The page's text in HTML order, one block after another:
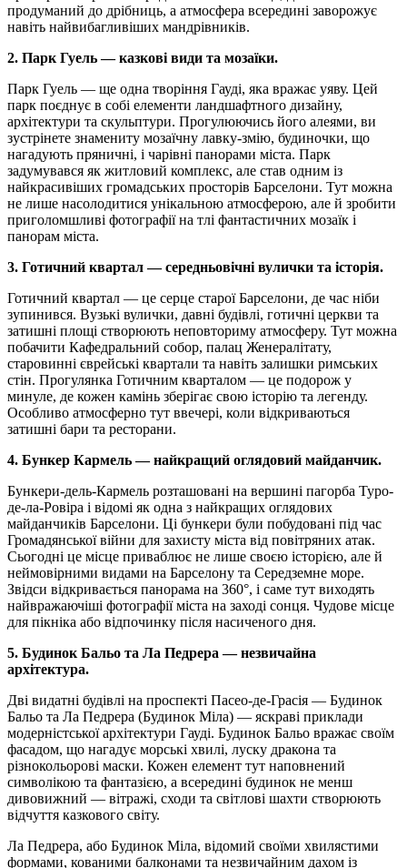
продуманий до дрібниць, а атмосфера всередині заворожує
навіть найвибагливіших мандрівників.
2. Парк Гуель — казкові види та мозаїки.
Парк Гуель — ще одна творіння Гауді, яка вражає уяву. Цей
парк поєднує в собі елементи ландшафтного дизайну,
архітектури та скульптури. Прогулюючись його алеями, ви
зустрінете знамениту мозаїчну лавку-змію, будиночки, що
нагадують пряничні, і чарівні панорами міста. Парк
задумувався як житловий комплекс, але став одним із
найкрасивіших громадських просторів Барселони. Тут можна
не лише насолодитися унікальною атмосферою, але й зробити
приголомшливі фотографії на тлі фантастичних мозаїк і
панорам міста.
3. Готичний квартал — середньовічні вулички та історія.
Готичний квартал — це серце старої Барселони, де час ніби
зупинився. Вузькі вулички, давні будівлі, готичні церкви та
затишні площі створюють неповториму атмосферу. Тут можна
побачити Кафедральний собор, палац Женералітату,
старовинні єврейські квартали та навіть залишки римських
стін. Прогулянка Готичним кварталом — це подорож у
минуле, де кожен камінь зберігає свою історію та легенду.
Особливо атмосферно тут ввечері, коли відкриваються
затишні бари та ресторани.
4. Бункер Кармель — найкращий оглядовий майданчик.
Бункери-дель-Кармель розташовані на вершині пагорба Туро-
де-ла-Ровіра і відомі як одна з найкращих оглядових
майданчиків Барселони. Ці бункери були побудовані під час
Громадянської війни для захисту міста від повітряних атак.
Сьогодні це місце приваблює не лише своєю історією, але й
неймовірними видами на Барселону та Середземне море.
Звідси відкривається панорама на 360°, і саме тут виходять
найвражаючіші фотографії міста на заході сонця. Чудове місце
для пікніка або відпочинку після насиченого дня.
5. Будинок Бальо та Ла Педрера — незвичайна
архітектура.
Дві видатні будівлі на проспекті Пасео-де-Грасія — Будинок
Бальо та Ла Педрера (Будинок Міла) — яскраві приклади
модерністської архітектури Гауді. Будинок Бальо вражає своїм
фасадом, що нагадує морські хвилі, луску дракона та
різнокольорові маски. Кожен елемент тут наповнений
символікою та фантазією, а всередині будинок не менш
дивовижний — вітражі, сходи та світлові шахти створюють
відчуття казкового світу.
Ла Педрера, або Будинок Міла, відомий своїми хвилястими
формами, кованими балконами та незвичайним дахом із